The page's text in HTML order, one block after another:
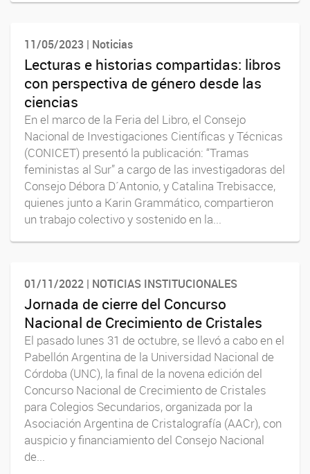
11/05/2023 | Noticias
Lecturas e historias compartidas: libros
con perspectiva de género desde las
ciencias
En el marco de la Feria del Libro, el Consejo
Nacional de Investigaciones Científicas y Técnicas
(CONICET) presentó la publicación: “Tramas
feministas al Sur” a cargo de las investigadoras del
Consejo Débora D´Antonio, y Catalina Trebisacce,
quienes junto a Karin Grammático, compartieron
un trabajo colectivo y sostenido en la...
01/11/2022 | NOTICIAS INSTITUCIONALES
Jornada de cierre del Concurso
Nacional de Crecimiento de Cristales
El pasado lunes 31 de octubre, se llevó a cabo en el
Pabellón Argentina de la Universidad Nacional de
Córdoba (UNC), la final de la novena edición del
Concurso Nacional de Crecimiento de Cristales
para Colegios Secundarios, organizada por la
Asociación Argentina de Cristalografía (AACr), con
auspicio y financiamiento del Consejo Nacional
de...